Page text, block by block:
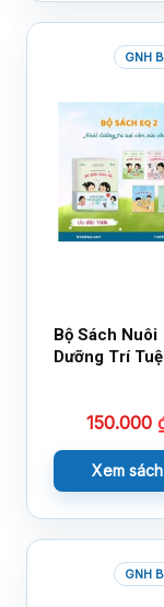
GNH
Bộ Sách Nuôi
Dưỡng Trí Tuệ
150.000
Xem sách
GNH